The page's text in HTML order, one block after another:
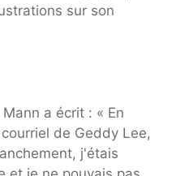
sur son
a écrit : « En
de Geddy Lee,
j'étais